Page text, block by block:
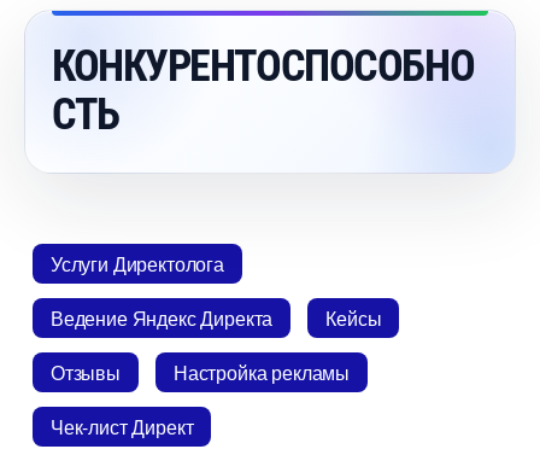
КОНКУРЕНТОСПОСОБНО
СТЬ
Услуги Директолога
едение Яндекс Директа
Кейсы
Отзывы
Настройка рекламы
Чек-лист Директ